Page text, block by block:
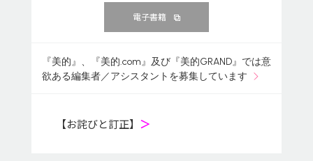
電子書籍
『美的』、『美的.com』及び『美的GRAND』では意
欲ある編集者／アシスタントを募集しています
【お詫びと訂正】 ＞